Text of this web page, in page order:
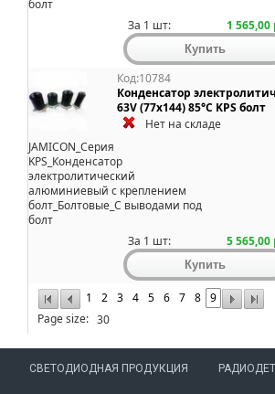
1 2 3 4 5 6 7 8 9
Page size:
болт
За 1 шт:
1 565,00
Код:10784
Конденсатор
63V (77x144) 85°C KPS болт
Нет на складе
JAMICON_Серия
KPS_Конденсатор
электролитический
алюминиевый с креплением
болт_Болтовые_С выводами под
болт
За 1 шт:
5 565,00
СВЕТОДИОДНАЯ ПРОДУКЦИЯ